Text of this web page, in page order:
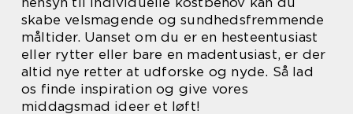
skabe velsmagende og sundhedsfremmende
måltider. Uanset om du er en hesteentusiast
eller rytter eller bare en madentusiast, er der
altid nye retter at udforske og nyde. Så lad
os finde inspiration og give vores
middagsmad ideer et løft!